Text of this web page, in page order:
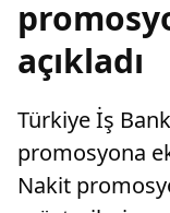
açıkladı
Türkiye İş
promosyona
Nakit